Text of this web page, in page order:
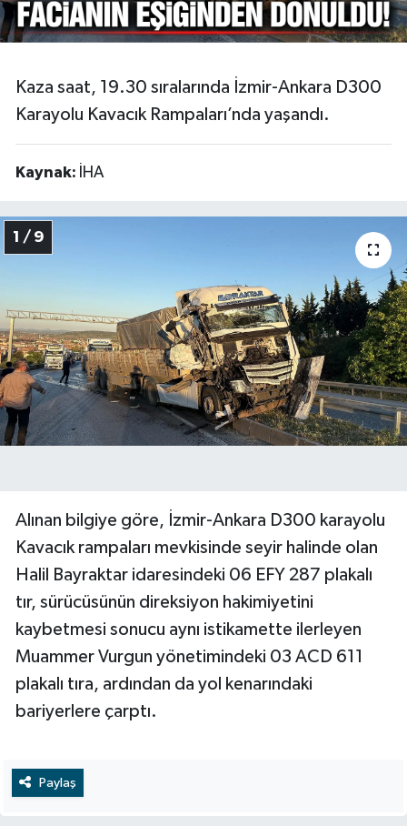
Kaza saat, 19.30 sıralarında İzmir-Ankara D300
Karayolu Kavacık Rampaları’nda yaşandı.
Kaynak: İHA
1 / 9
Alınan bilgiye göre, İzmir-Ankara D300 karayolu
Kavacık rampaları mevkisinde seyir halinde olan
Halil Bayraktar idaresindeki 06 EFY 287 plakalı
tır, sürücüsünün direksiyon hakimiyetini
kaybetmesi sonucu aynı istikamette ilerleyen
Muammer Vurgun yönetimindeki 03 ACD 611
plakalı tıra, ardından da yol kenarındaki
bariyerlere çarptı.
Paylaş